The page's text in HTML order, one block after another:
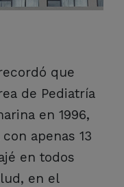
que
de Pediatría
en 1996,
apenas 13
en todos
en el